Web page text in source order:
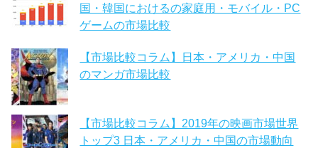
国・韓国におけるの家庭用・モバイル・PC
ゲームの市場比較
【市場比較コラム】日本・アメリカ・中国
のマンガ市場比較
【市場比較コラム】2019年の映画市場世界
トップ3 日本・アメリカ・中国の市場動向